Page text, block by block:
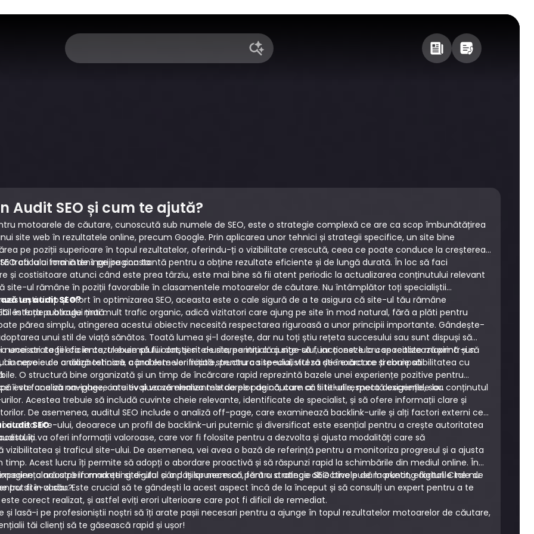
Audit SEO și cum te ajută?
motoarele de căutare, cunoscută sub numele de SEO, este o strategie complexă ce are ca scop îmbunătățirea
site web în rezultatele online, precum Google. Prin aplicarea unor tehnici și strategii specifice, un site bine
pe poziții superioare în topul rezultatelor, oferindu-ți o vizibilitate crescută, ceea ce poate conduce la creșterea
traficului mai intens pe pagina ta.
ca la o formă de îngrijire constantă pentru a obține rezultate eficiente și de lungă durată. În loc să faci
și costisitoare atunci când este prea târziu, este mai bine să fii atent periodic la actualizarea conținutului relevant
site-ul rămâne în poziții favorabile în clasamentele motoarelor de căutare. Nu întâmplător toți specialiștii
timp și efort în optimizarea SEO, aceasta este o cale sigură de a te asigura că site-ul tău rămâne
în fața publicului țintă.
un audit SEO?
este de a atrage mai mult trafic organic, adică vizitatori care ajung pe site în mod natural, fără a plăti pentru
părea simplu, atingerea acestui obiectiv necesită respectarea riguroasă a unor principii importante. Gândește-
unui stil de viață sănătos. Toată lumea și-l dorește, dar nu toți știu rețeta succesului sau sunt dispuși să
necesari. La fel ca în cazul exemplului dat, și site-urile, pentru a ajunge să funcționeze la capacitate maximă și să
nevoie de o diagnosticare a problemelor inițiale, pentru ca specialistul să știe exact ce trebuie să
unei strategii eficiente, trebuie să fii conștient de starea inițială a site-ului, iar acest lucru se realizează printr-un
începe cu o analiză tehnică, când este verificată structura site-ului, viteza de încărcare și compatibilitatea cu
O structură bine organizată și un timp de încărcare rapid reprezintă bazele unei experiențe pozitive pentru
îi va face să navigheze intuitiv și va semnaliza motoarelor de căutare că site-ul respectă exigențele lor.
este analiza on-page, care evaluează elementele de pe pagină, cum ar fi titlurile, meta descrierile, sau conținutul
urilor. Acestea trebuie să includă cuvinte cheie relevante, identificate de specialist, și să ofere informații clare și
De asemenea, auditul SEO include o analiză off-page, care examinează backlink-urile și alți factori externi ce
site-ului, deoarece un profil de backlink-uri puternic și diversificat este esențial pentru a crește autoritatea
audit SEO
îți va oferi informații valoroase, care vor fi folosite pentru a dezvolta și ajusta modalități care să
și traficul site-ului. De asemenea, vei avea o bază de referință pentru a monitoriza progresul și a ajusta
timp. Acest lucru îți permite să adopți o abordare proactivă și să răspunzi rapid la schimbările din mediul online. În
clară a performanței site-ului și a pașilor necesari pentru a atinge obiectivele de marketing digital. Cine nu
site-ul său?
noastră în marketing digital când îți spunem că, fără o strategie SEO bine pusă la punct, eforturile tale de
pot fi în zadar. Este crucial să te gândești la acest aspect încă de la început și să consulți un expert pentru a te
corect realizat, și astfel eviți erori ulterioare care pot fi dificil de remediat.
lasă-i pe profesioniștii noștri să îți arate pașii necesari pentru a ajunge în topul rezultatelor motoarelor de căutare,
tăi clienți să te găsească rapid și ușor!